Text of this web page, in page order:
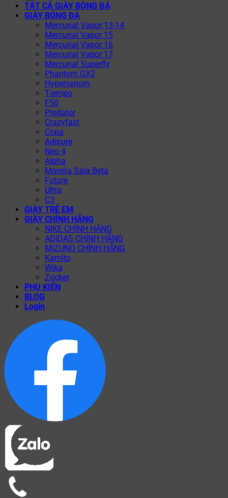
TẤT CẢ GIÀY BÓNG ĐÁ
GIÀY BÓNG ĐÁ
Mercurial Vapor 13-14
Mercurial Vapor 15
Mercurial Vapor 16
Mercurial Vapor 17
Mercurial Superfly
Phantom GX2
Hypervenom
Tiempo
F50
Predator
Crazyfast
Copa
Adipure
Neo 4
Alpha
Morelia Sala Beta
Future
Ultra
C3
GIÀY TRẺ EM
GIÀY CHÍNH HÃNG
NIKE CHÍNH HÃNG
ADIDAS CHÍNH HÃNG
MIZUNO CHÍNH HÃNG
Kamito
Wika
Zocker
PHỤ KIỆN
BLOG
Login